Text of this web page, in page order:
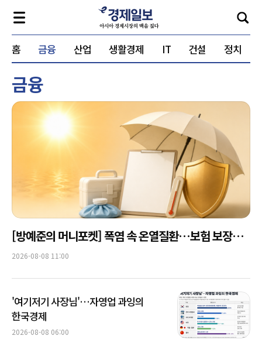
홈 금융 산업 생활경제 IT 건설 정치
금융
[방예준의 머니포켓] 폭염 속 온열질환…보험 보장은
어디까지
2026-08-08 11:00
'여기저기 사장님'…자영업 과잉의
한국경제
2026-08-08 06:00